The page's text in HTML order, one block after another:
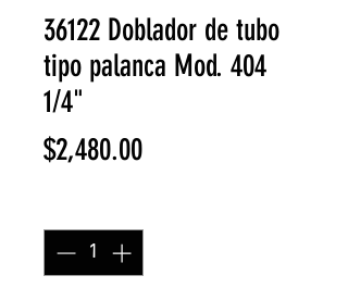
36122 Doblador de tubo
tipo palanca Mod. 404
1/4"
$2,480.00Precio